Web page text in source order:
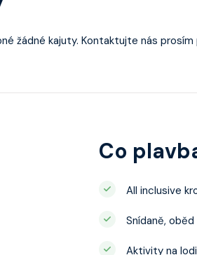
žádné kajuty. Kontaktujte nás
Co
All inclusive
Snídaně,
Aktivity na